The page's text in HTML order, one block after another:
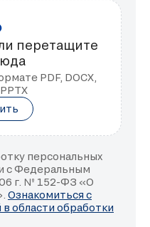
перетащите
PDF, DOCX,
персональных
с Федеральным
г. № 152-ФЗ «О
Ознакомиться с
в области обработки